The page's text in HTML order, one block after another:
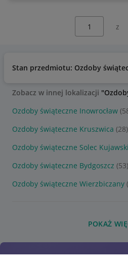
Stan przedmiotu: Ozdoby
Zobacz w innej lokalizacji
Ozdoby świąteczne Inowrocław
Ozdoby świąteczne Kruszwica (28)
Ozdoby świąteczne Solec Kujawski
Ozdoby świąteczne Bydgoszcz (53)
Ozdoby świąteczne Wierzbiczany
POKAŻ